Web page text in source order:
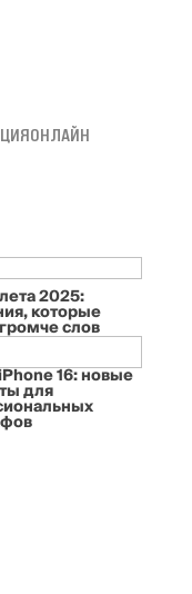
ОНЛАЙН
2025:
которые
слов
16: новые
для